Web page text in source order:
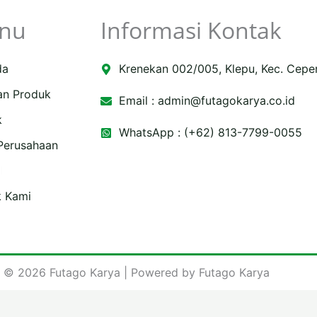
Produk
Kami
Informasi Kontak
Krenekan 002/005, Klepu, Kec.
Email : admin@futagokarya.co.id
WhatsApp : (+62) 813-7799-0055
2026 Futago Karya | Powered by Futago Karya